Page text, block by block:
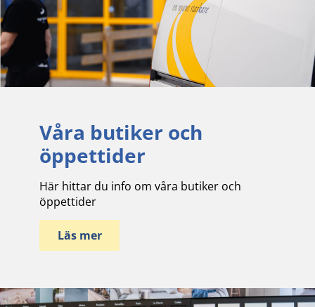
Våra butiker och
öppettider
Här hittar du info om våra butiker och
öppettider
Läs mer